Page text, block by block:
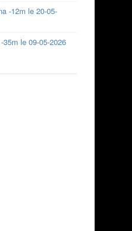
-12m le 20-05-
le 09-05-2026